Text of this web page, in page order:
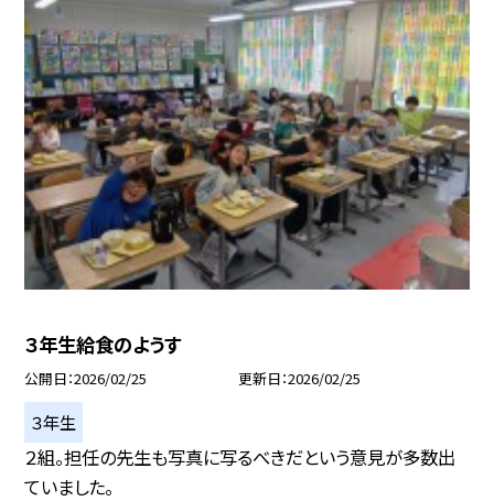
３年生給食のようす
公開日 2026/02/25 更新日 2026/02/25
３年生
２組。担任の先生も写真に写るべきだという意見が多数出
ていました。